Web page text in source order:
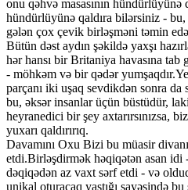
onu qəhvə masasının hündürlüyünə
hündürlüyünə qaldıra bilərsiniz - bu,
gələn çox çevik birləşməni təmin
Bütün dəst aydın şəkildə yaxşı
hər hansı bir Britaniya havasına tab
- möhkəm və bir qədər
parçanı iki uşaq sevdikdən sonra
bu, əksər insanlar üçün büstüdür,
heyranedici bir şey axtarırsınızsa,
yuxarı qaldırırıq.
Davamını Oxu Bizi bu müasir
etdi.Birləşdirmək həqiqətən asan idi
dəqiqədən az vaxt sərf etdi - və
unikal oturacaq yastığı sayəsində